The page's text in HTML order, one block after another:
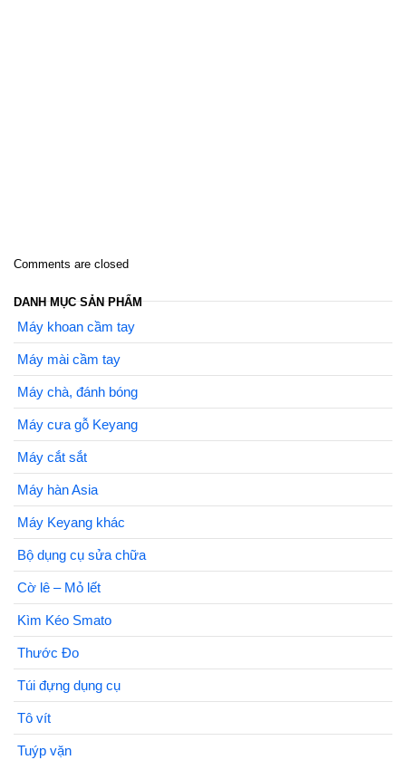
Comments are closed
DANH MỤC SẢN PHẨM
Máy khoan cầm tay
Máy mài cầm tay
Máy chà, đánh bóng
Máy cưa gỗ Keyang
Máy cắt sắt
Máy hàn Asia
Máy Keyang khác
Bộ dụng cụ sửa chữa
Cờ lê – Mỏ lết
Kìm Kéo Smato
Thước Đo
Túi đựng dụng cụ
Tô vít
Tuýp vặn